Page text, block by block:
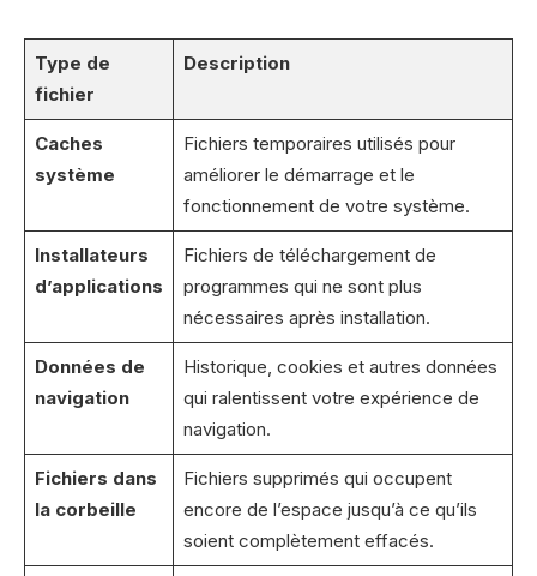
Type de
fichier
Description
Caches
système
Fichiers temporaires utilisés pour
améliorer le démarrage et le
fonctionnement de votre système.
Installateurs
d’applications
Fichiers de téléchargement de
programmes qui ne sont plus
nécessaires après installation.
Données de
navigation
Historique, cookies et autres données
qui ralentissent votre expérience de
navigation.
Fichiers dans
la corbeille
Fichiers supprimés qui occupent
encore de l’espace jusqu’à ce qu’ils
soient complètement effacés.